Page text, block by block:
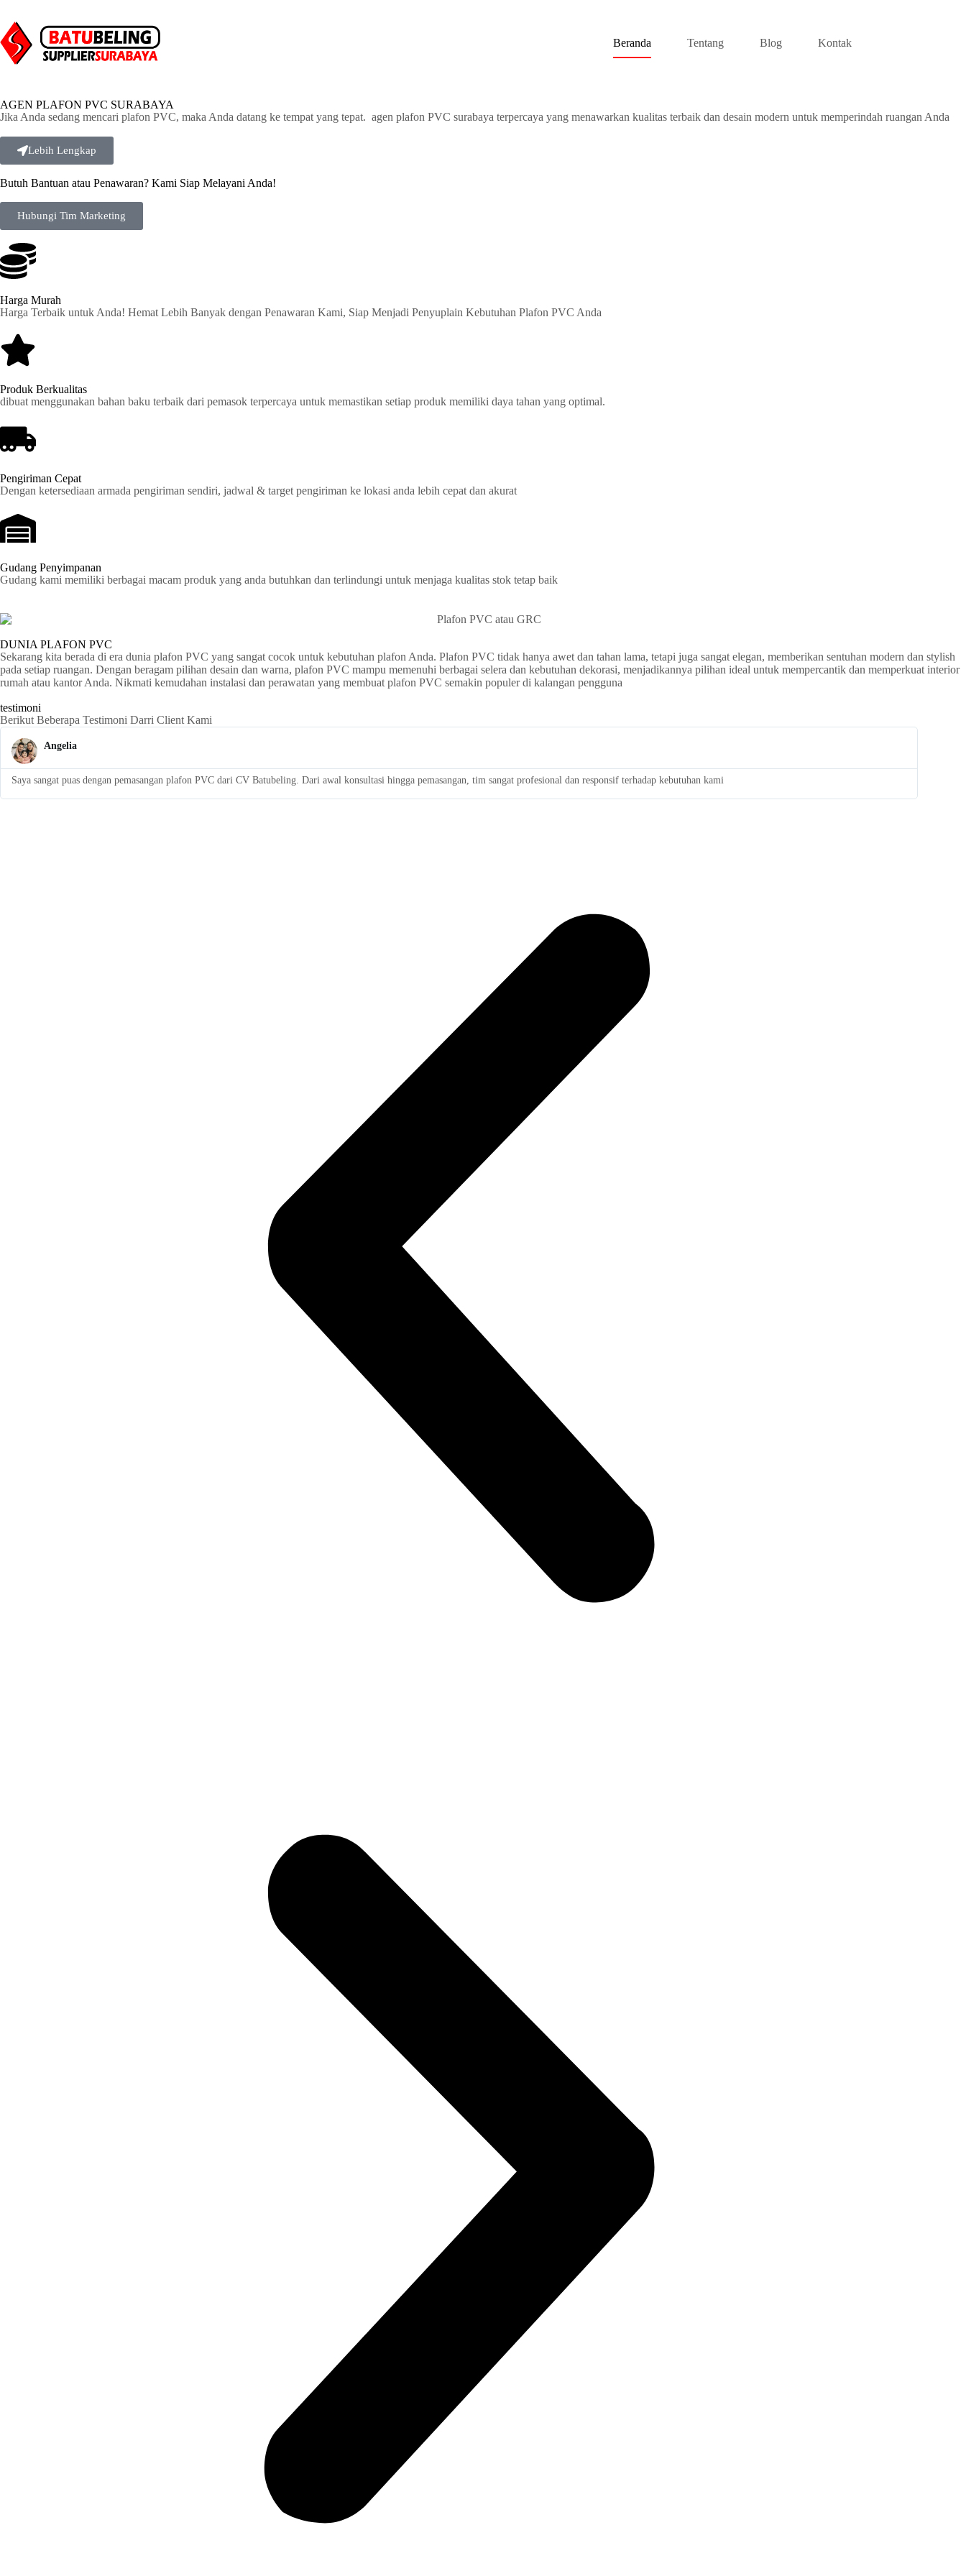
Beranda Tentang Blog Kontak
AGEN PLAFON PVC SURABAYA
Jika Anda sedang mencari plafon PVC, maka Anda datang ke tempat yang tepat. agen plafon PVC surabaya terpercaya yang menawarkan kualitas terbaik dan desain modern untuk memperindah ruangan Anda
Lebih Lengkap
Butuh Bantuan atau Penawaran? Kami Siap Melayani Anda!
Hubungi Tim Marketing
Harga Murah
Harga Terbaik untuk Anda! Hemat Lebih Banyak dengan Penawaran Kami, Siap Menjadi Penyuplain Kebutuhan Plafon PVC Anda
Produk Berkualitas
dibuat menggunakan bahan baku terbaik dari pemasok terpercaya untuk memastikan setiap produk memiliki daya tahan yang optimal.
Pengiriman Cepat
Dengan ketersediaan armada pengiriman sendiri, jadwal & target pengiriman ke lokasi anda lebih cepat dan akurat
Gudang Penyimpanan
Gudang kami memiliki berbagai macam produk yang anda butuhkan dan terlindungi untuk menjaga kualitas stok tetap baik
DUNIA PLAFON PVC
Sekarang kita berada di era dunia plafon PVC yang sangat cocok untuk kebutuhan plafon Anda. Plafon PVC tidak hanya awet dan tahan lama, tetapi juga sangat elegan, memberikan sentuhan modern dan stylish
pada setiap ruangan. Dengan beragam pilihan desain dan warna, plafon PVC mampu memenuhi berbagai selera dan kebutuhan dekorasi, menjadikannya pilihan ideal untuk mempercantik dan memperkuat interior
rumah atau kantor Anda. Nikmati kemudahan instalasi dan perawatan yang membuat plafon PVC semakin populer di kalangan pengguna
testimoni
Berikut Beberapa Testimoni Darri Client Kami
Angelia
Saya sangat puas dengan pemasangan plafon PVC dari CV Batubeling. Dari awal konsultasi hingga pemasangan, tim sangat profesional dan responsif terhadap kebutuhan kami